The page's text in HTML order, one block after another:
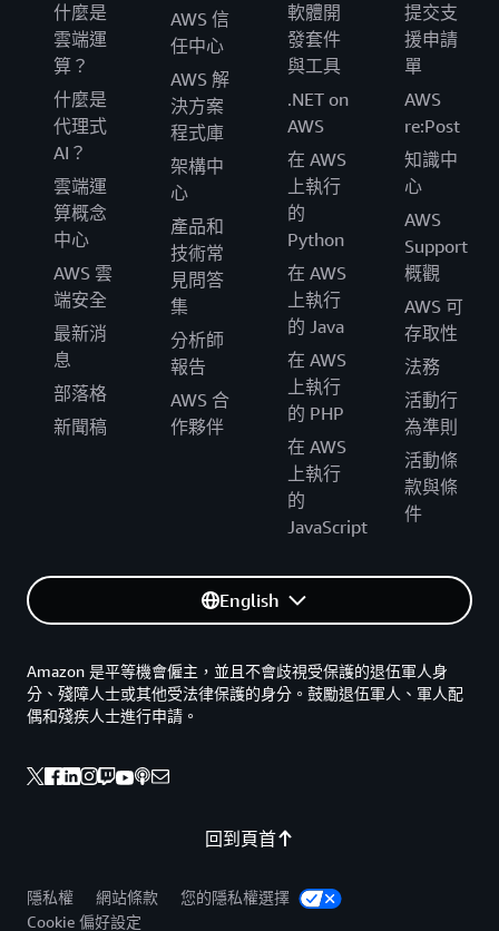
什麼是
雲端運
算？
什麼是
代理式
AI？
雲端運
算概念
中心
AWS 雲
端安全
最新消
息
部落格
新聞稿
AWS 信
任中心
AWS 解
決方案
程式庫
架構中
心
產品和
技術常
見問答
集
分析師
報告
AWS 合
作夥伴
軟體開
發套件
與工具
.NET on
AWS
在 AWS
上執行
的
Python
在 AWS
上執行
的 Java
在 AWS
上執行
的 PHP
在 AWS
上執行
的
JavaScript
提交支
援申請
單
AWS
re:Post
知識中
心
AWS
Support
概觀
AWS 可
存取性
法務
活動行
為準則
活動條
款與條
件
English
回到頁首
Amazon 是平等機會僱主，並且不會歧視受保護的退伍軍人身
分、殘障人士或其他受法律保護的身分。鼓勵退伍軍人、軍人配
偶和殘疾人士進行申請。
隱私權 網站條款
您的隱私權選擇
Cookie 偏好設定